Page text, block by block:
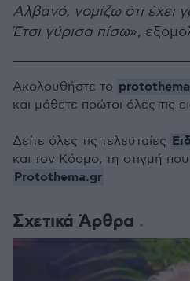
Αλβανό, νομίζω ότι έχει
Έτσι γύρισα πίσω»,
Σχετικά Άρθρα
Ακολουθήστε το
και μάθετε πρώτοι όλες τις
Δείτε όλες τις τελευταίες
και τον Κόσμο, τη στιγμή
Protothema.gr